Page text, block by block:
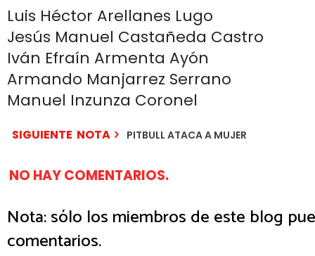
Luis Héctor Arellanes Lugo
Jesús Manuel Castañeda Castro
Iván Efraín Armenta Ayón
Armando Manjarrez Serrano
Manuel Inzunza Coronel
SIGUIENTE NOTA PITBULL ATACA A MUJER
NO HAY COMENTARIOS.
Nota: sólo los miembros de este blog
comentarios.